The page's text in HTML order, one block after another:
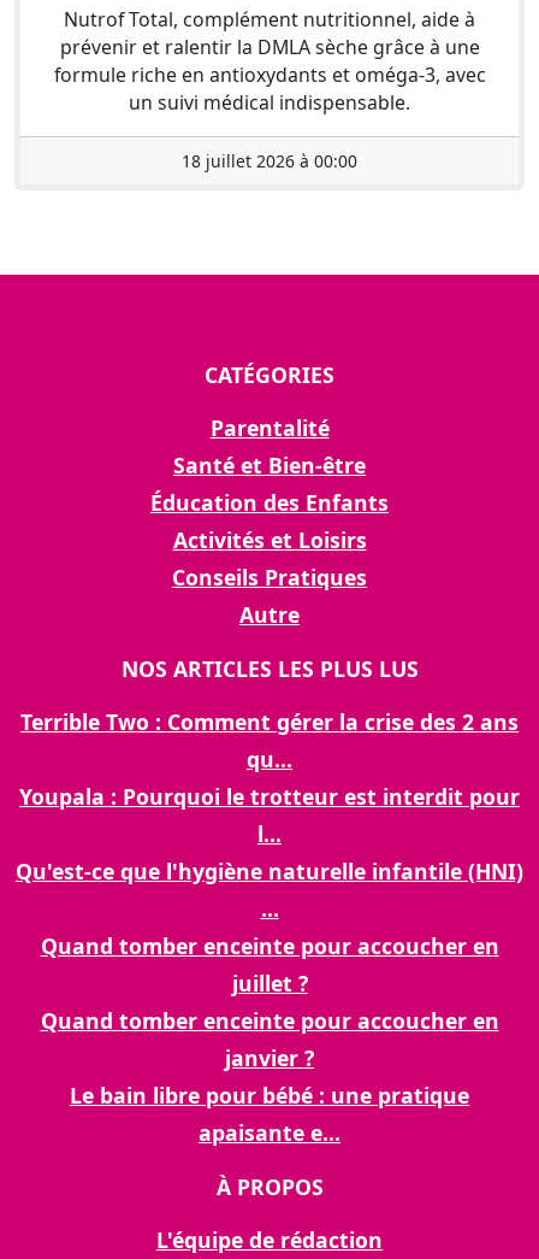
Nutrof Total, complément nutritionnel, aide à
prévenir et ralentir la DMLA sèche grâce à une
formule riche en antioxydants et oméga-3, avec
un suivi médical indispensable.
18 juillet 2026 à 00:00
CATÉGORIES
Parentalité
Santé et Bien-être
Éducation des Enfants
Activités et Loisirs
Conseils Pratiques
Autre
NOS ARTICLES LES PLUS LUS
Terrible Two : Comment gérer la crise des 2 ans
qu...
Youpala : Pourquoi le trotteur est interdit pour
l...
Qu'est-ce que l'hygiène naturelle infantile (HNI)
...
Quand tomber enceinte pour accoucher en
juillet ?
Quand tomber enceinte pour accoucher en
janvier ?
Le bain libre pour bébé : une pratique
apaisante e...
À PROPOS
L'équipe de rédaction